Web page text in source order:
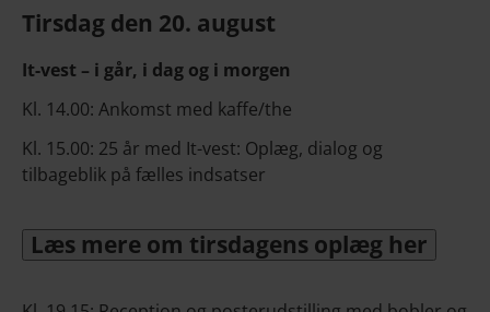
Tirsdag den 20. august
It-vest – i går, i dag og i morgen
Kl. 14.00: Ankomst med kaffe/the
Kl. 15.00: 25 år med It-vest: Oplæg, dialog og
tilbageblik på fælles indsatser
Læs mere om tirsdagens oplæg her